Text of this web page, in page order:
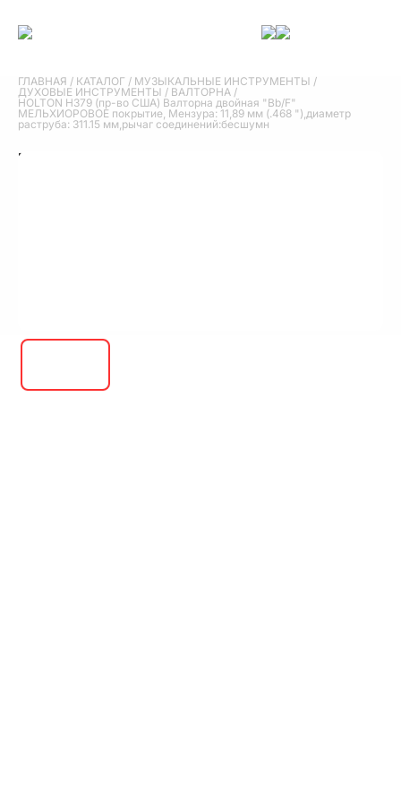
ГЛАВНАЯ / КАТАЛОГ / МУЗЫКАЛЬНЫЕ ИНСТРУМЕНТЫ /
ДУХОВЫЕ ИНСТРУМЕНТЫ / ВАЛТОРНА /
HOLTON H379 (пр-во США) Валторна двойная "Bb/F"
МЕЛЬХИОРОВОЕ покрытие, Мензура: 11,89 мм (.468 "),диаметр
раструба: 311.15 мм,рычаг соединений:бесшумн
HOLTON H379 (пр-во США) Валторна